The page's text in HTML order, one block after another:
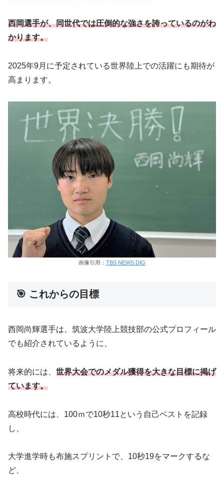
西岡選手が、同世代では圧倒的な強さを誇っているのがわ
かります。
2025年9月に予定されている世界陸上での活躍にも期待が
高まります。
画像引用： TBS NEWS DIG
🎯 これからの目標
西岡尚輝選手は、筑波大学陸上競技部の公式プロフィール
でも紹介されているように、
将来的には、 世界大会でのメダル獲得を大きな目標に掲げ
ています。
高校時代には、100ｍで10秒11という自己ベストを記録
し、
大学進学時も布施スプリントで、10秒19をマークするな
ど、